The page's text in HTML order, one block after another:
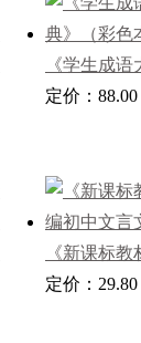
《学生成语
（彩色本）
定价：88.00
《新课标
初中文言文
定价：29.80